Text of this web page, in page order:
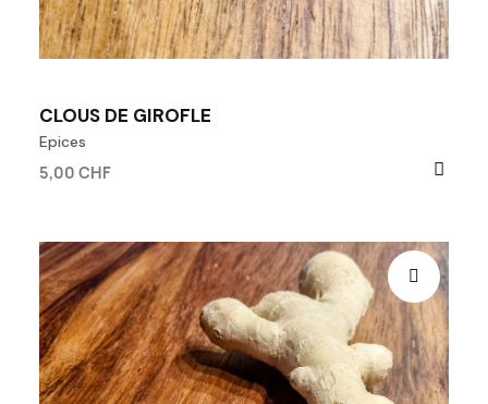
CLOUS DE GIROFLE
Epices
5,00 CHF